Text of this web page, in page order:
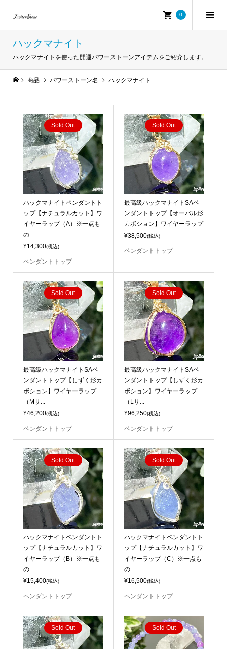
0
ハックマナイト
ハックマナイトを使った開運パワーストーンアイテムをご紹介します。
商品 パワーストーン名 ハックマナイト
Sold Out
ハックマナイトペンダントト
ップ【ナチュラルカット】ワ
イヤーラップ（A）※一点も
の
¥14,300(税込)
ペンダントトップ
Sold Out
最高級ハックマナイトSAペ
ンダントトップ【オーバル形
カボション】ワイヤーラップ
¥38,500(税込)
ペンダントトップ
Sold Out
最高級ハックマナイトSAペ
ンダントトップ【しずく形カ
ボション】ワイヤーラップ
（Mサ...
¥46,200(税込)
ペンダントトップ
Sold Out
最高級ハックマナイトSAペ
ンダントトップ【しずく形カ
ボション】ワイヤーラップ
（Lサ...
¥96,250(税込)
ペンダントトップ
Sold Out
ハックマナイトペンダントト
ップ【ナチュラルカット】ワ
イヤーラップ（B）※一点も
の
¥15,400(税込)
ペンダントトップ
Sold Out
ハックマナイトペンダントト
ップ【ナチュラルカット】ワ
イヤーラップ（C）※一点も
の
¥16,500(税込)
ペンダントトップ
Sold Out Sold Out